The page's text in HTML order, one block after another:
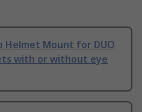
Helmet Mount for DUO
with or without eye